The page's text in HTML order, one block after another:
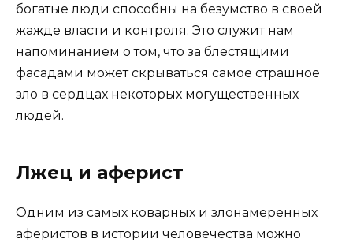
богатые люди способны на безумство в своей
жажде власти и контроля. Это служит нам
напоминанием о том, что за блестящими
фасадами может скрываться самое страшное
зло в сердцах некоторых могущественных
людей.
Лжец и аферист
Одним из самых коварных и злонамеренных
аферистов в истории человечества можно